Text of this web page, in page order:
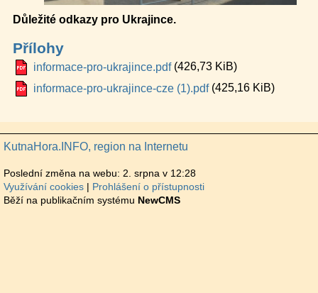
Důležité odkazy pro Ukrajince.
Přílohy
informace-pro-ukrajince.pdf(426,73 KiB)
informace-pro-ukrajince-cze (1).pdf(425,16 KiB)
KutnaHora.INFO, region na Internetu
Poslední změna na webu: 2. srpna v 12:28
Využívání cookies
Prohlášení o přístupnosti
Běží na publikačním systému NewCMS